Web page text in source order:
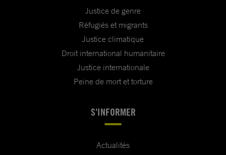
Justice de genre
Réfugiés et migrants
Justice climatique
Droit international humanitaire
Justice internationale
Peine de mort et torture
S'INFORMER
Actualités